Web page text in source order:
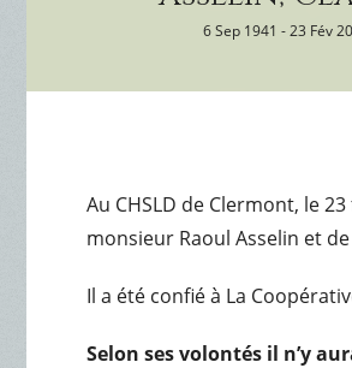
6 Sep 1941 - 23 Fév
Au CHSLD de Clermont, le
monsieur Raoul Asselin et
Il a été confié à La
Selon ses volontés il n’y